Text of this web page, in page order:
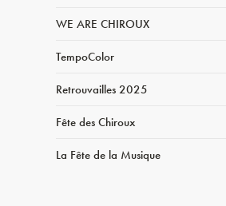
WE ARE CHIROUX
TempoColor
Retrouvailles 2025
Fête des Chiroux
La Fête de la Musique